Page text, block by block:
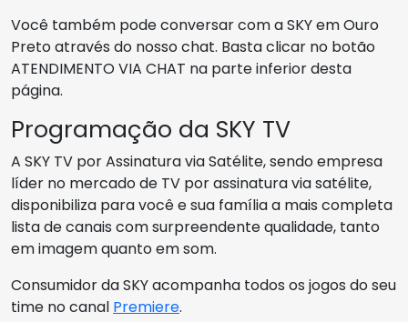
Você também pode conversar com a SKY em Ouro
Preto através do nosso chat. Basta clicar no botão
ATENDIMENTO VIA CHAT na parte inferior desta
página.
Programação da SKY TV
A SKY TV por Assinatura via Satélite, sendo empresa
líder no mercado de TV por assinatura via satélite,
disponibiliza para você e sua família a mais completa
lista de canais com surpreendente qualidade, tanto
em imagem quanto em som.
Consumidor da SKY acompanha todos os jogos do seu
time no canal Premiere.